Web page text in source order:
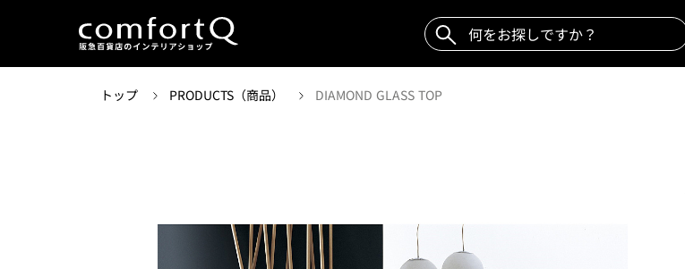
トップ PRODUCTS（商品） DIAMOND GLASS TOP